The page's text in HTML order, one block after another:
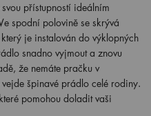
přístupností ideálním
spodní polovině se skrývá
je instalován do výklopných
snadno vyjmout a znovu
že nemáte pračku v
špinavé prádlo celé rodiny.
pomohou doladit vaši